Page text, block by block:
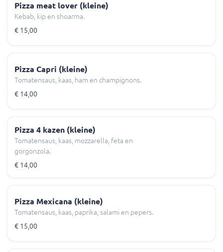
Pizza meat lover (kleine)
Kebab, kip en shoarma.
€ 15,00
Pizza Capri (kleine)
Tomatensaus, kaas, ham en champignons.
€ 14,00
Pizza 4 kazen (kleine)
Tomatensaus, kaas, mozzarella, feta en
gorgonzola.
€ 14,00
Pizza Mexicana (kleine)
Tomatensaus, kaas, paprika, salami en pepers.
€ 15,00